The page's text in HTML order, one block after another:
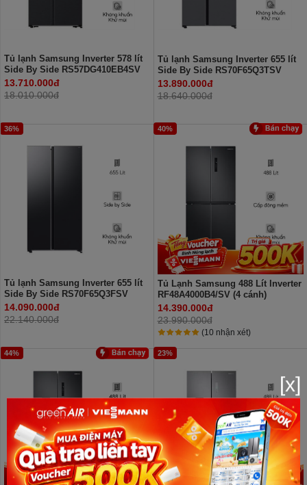
Tủ lạnh Samsung Inverter 578 lít
Side By Side RS57DG410EB4SV
13.710.000đ
18.010.000đ
Tủ lạnh Samsung Inverter 655 lít
Side By Side RS70F65Q3TSV
13.890.000đ
18.640.000đ
36%
Tủ lạnh Samsung Inverter 655 lít
Side By Side RS70F65Q3FSV
14.090.000đ
22.140.000đ
40%
Tủ Lạnh Samsung 488 Lít Inverter
RF48A4000B4/SV (4 cánh)
14.390.000đ
23.990.000đ
(10 nhận xét)
44% 23%
[x]